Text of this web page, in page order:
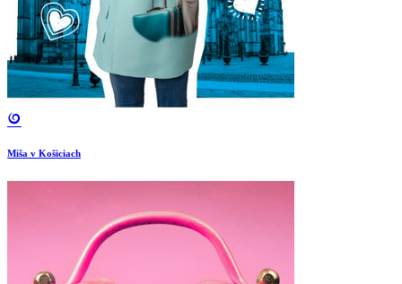
Miša v Košiciach